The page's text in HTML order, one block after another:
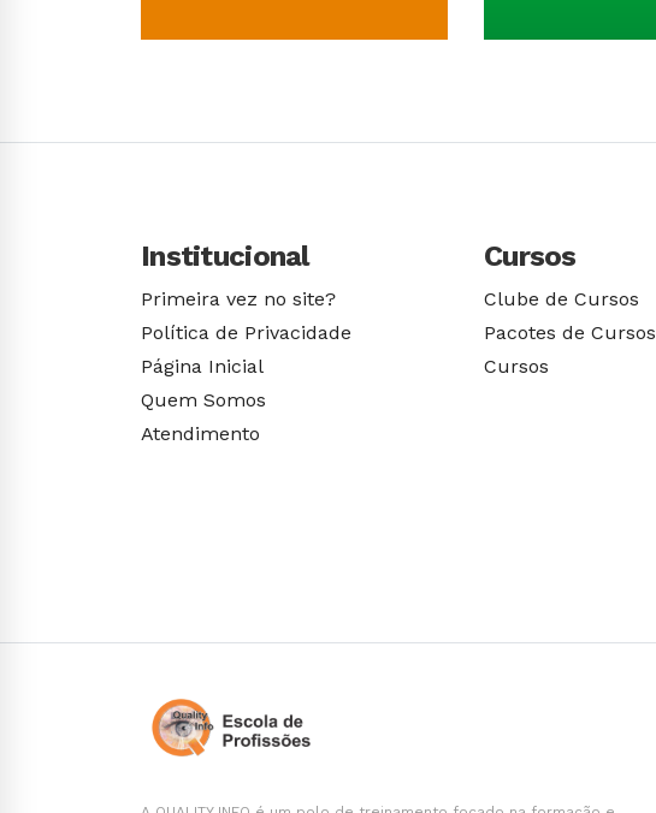
Institucional
Primeira vez no site?
Política de Privacidade
Página Inicial
Quem Somos
Atendimento
Cursos
Clube de Cursos
Pacotes de Cursos
Cursos